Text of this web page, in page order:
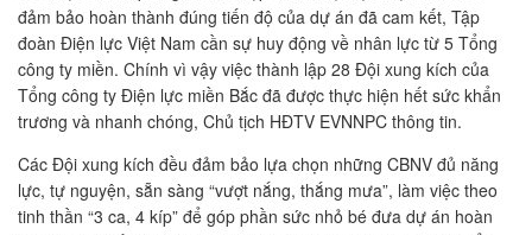
đảm bảo hoàn thành đúng tiến độ của dự án đã cam kết, Tập
đoàn Điện lực Việt Nam cần sự huy động về nhân lực từ 5 Tổng
công ty miền. Chính vì vậy việc thành lập 28 Đội xung kích của
Tổng công ty Điện lực miền Bắc đã được thực hiện hết sức khẩn
trương và nhanh chóng, Chủ tịch HĐTV EVNNPC thông tin.
Các Đội xung kích đều đảm bảo lựa chọn những CBNV đủ năng
lực, tự nguyện, sẵn sàng “vượt nắng, thắng mưa”, làm việc theo
tinh thần “3 ca, 4 kíp” để góp phần sức nhỏ bé đưa dự án hoàn